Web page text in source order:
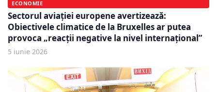
ECONOMIE
Sectorul aviației europene avertizează:
Obiectivele climatice de la Bruxelles ar putea
provoca „reacții negative la nivel internațional”
5 iunie 2026